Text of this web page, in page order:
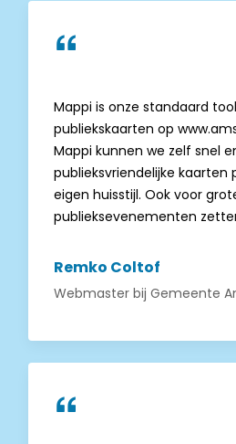
Mappi is onze standaard
publiekskaarten op
Mappi kunnen we zelf snel
publieksvriendelijke kaarten
eigen huisstijl. Ook voor
publieksevenementen
Remko Coltof
WebmasterbijGemeente